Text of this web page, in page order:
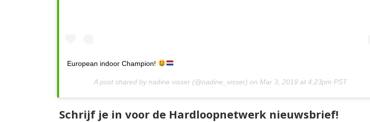
European indoor Champion!
A post shared by nadine visser (@nadine_visser) on Mar 3, 2019 at 4:23pm PST
Schrijf je in voor de Hardloopnetwerk nieuwsbrief!